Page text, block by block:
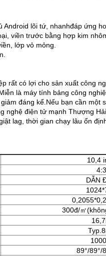
Android lõi tứ, nhanhđáp ứng
viền trước bằng hợp kim
lớp vỏ mỏng.
rất có lợi cho sản xuất công
là máy tính bảng công
đáng kể.Nếu bạn cần
nghệ điện tử mạnh Thượng
lag, thời gian chạy lâu ổn
10,4
4:3
DẪN
300đ/㎡
89°/89°/